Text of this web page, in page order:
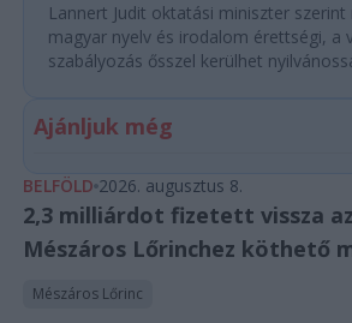
Lannert Judit oktatási miniszter szerint
magyar nyelv és irodalom érettségi, a
szabályozás ősszel kerülhet
Ajánljuk még
BELFÖLD 2026. augusztus 8.
2,3 milliárdot fizetett vissza
Mészáros Lőrinchez köthető
Mészáros Lőrinc